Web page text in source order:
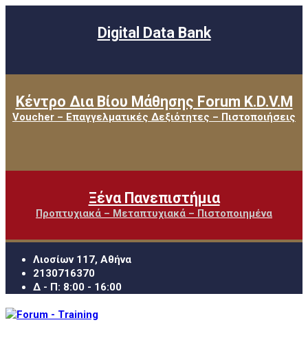
Digital Data Bank
Κέντρο Δια Βίου Μάθησης Forum K.D.V.M
Voucher – Επαγγελματικές Δεξιότητες – Πιστοποιήσεις
Ξένα Πανεπιστήμια
Προπτυχιακά – Μεταπτυχιακά – Πιστοποιημένα
Λιοσίων 117, Αθήνα
2130716370
Δ - Π: 8:00 - 16:00